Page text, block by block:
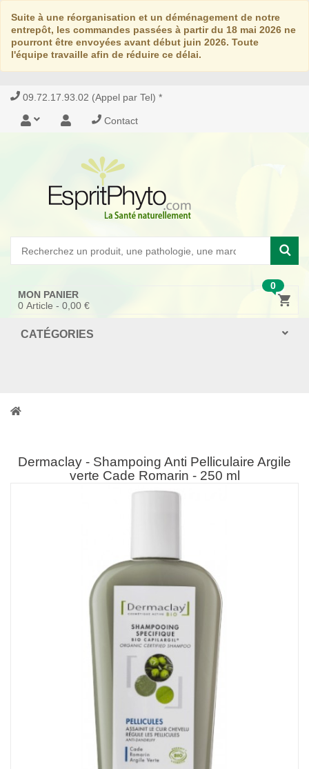
Suite à une réorganisation et un déménagement de notre
entrepôt, les commandes passées à partir du 18 mai 2026 ne
pourront être envoyées avant début juin 2026. Toute
l'équipe travaille afin de réduire ce délai.
09.72.17.93.02 (Appel par Tel) *
Contact
0
MON PANIER
0 Article - 0,00 €
CATÉGORIES
Dermaclay - Shampoing Anti Pelliculaire Argile
verte Cade Romarin - 250 ml